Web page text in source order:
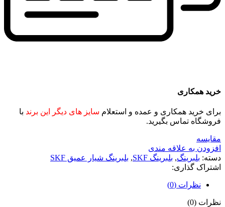
خرید همکاری
برای خرید همکاری و عمده و استعلام سایز های دیگر این برند با
فروشگاه تماس بگیرید.
مقايسه
افزودن به علاقه مندی
دسته: بلبرینگ, بلبرینگ SKF , بلبرینگ شیار عمیق SKF
اشتراک گذاری:
نظرات (0)
نظرات (0)